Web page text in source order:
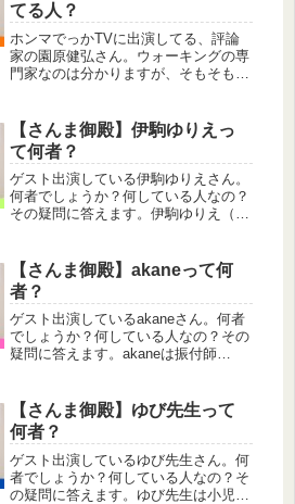
てる人？
ホンマでっかTVに出演してる、評論
家の園原健弘さん。ウォーキングの専
門家なのは分かりますが、そもそも何
健弘はウォーキングプロデューサーで
す。1992年のバルセロナ五輪では競...
【さんま御殿】伊駒ゆりえっ
て何者？
ゲスト出演している伊駒ゆりえさん。
何者でしょうか？何している人なの？
その疑問に答えます。伊駒ゆりえ（い
などをしています。ジャパドッグ！ホ
ットドッグに、おろしが乗ってます🌭
お...
【さんま御殿】akaneって何
者？
ゲスト出演しているakaneさん。何者
でしょうか？何している人なの？その
疑問に答えます。akaneは振付師
の投稿をInstagramで見る akane アカ
ネキカク(@...
【さんま御殿】ゆび先生って
何者？
ゲスト出演しているゆび先生さん。何
者でしょうか？何している人なの？そ
の疑問に答えます。ゆび先生は小児科